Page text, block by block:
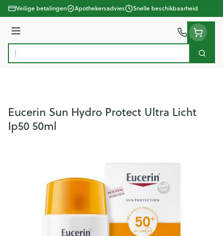
Ga naar de inhoud
Veilige betalingen Apothekersadvies Snelle beschikbaarheid
Menu
Product, merk, categorie... Zoek
Eucerin Sun Hydro Protect Ultra Licht
Ip50 50ml